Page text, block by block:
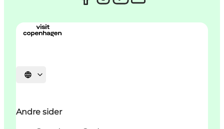
Vælg sprog
Andre sider